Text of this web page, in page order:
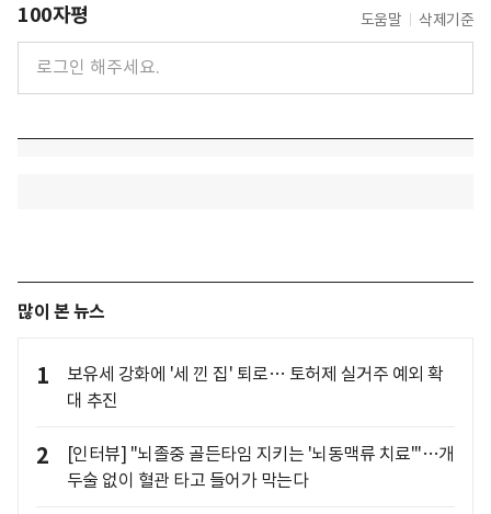
100자평 도움말 삭제기준
많이 본 뉴스
1
보유세 강화에 '세 낀 집' 퇴로… 토허제 실거주 예외 확
대 추진
2
[인터뷰] "뇌졸중 골든타임 지키는 '뇌동맥류 치료'"…개
두술 없이 혈관 타고 들어가 막는다